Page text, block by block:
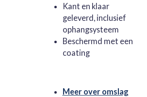
Kant en klaar
geleverd, inclusief
ophangsysteem
Beschermd met een
coating
Meer over omslag